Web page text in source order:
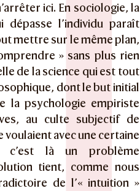
ici. En sociologie, la
l’individu paraît
mettre sur le même plan,
» sans plus rien
de la science qui est tout
dont le but initial
la psychologie empiriste
au culte subjectif de
avec une certaine
c’est là un problème
tient, comme nous
de l’« intuition »